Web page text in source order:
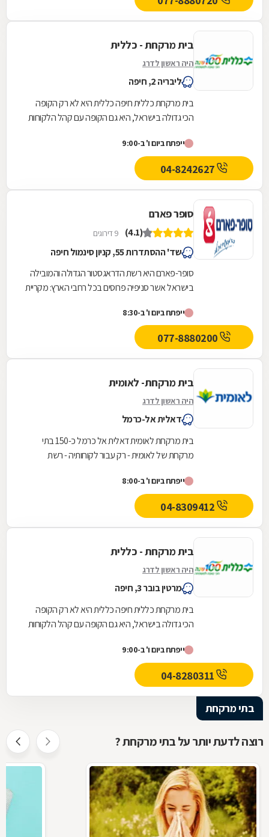
בית מרקחת - כללית
היה ראשון לדרג
ליבריה 2, חיפה
בית מרקחת כללית חיפה כללית היא לא רק הקופה
הכי גדולה בישראל, היא גם הקופה עם קהל הלקוחות
שירות...
ייפתח ביום ו' ב-9:00
04-8242627
סופר פארם
(4.1) 9 דירוגים
שד' ההסתדרות 55, קניון סינמול חיפה
סופר-פארם היא רשת הדראגסטור הגדולה והמובילה
בישראל אשר סניפיה פרוסים בכל רחבי הארץ: מקריית
ייפתח ביום ו' ב-8:30
בית מרקחת- לאומית
היה ראשון לדרג
דאלית אל-כרמל
בית מרקחת לאומית דאלית אל כרמל כ-150 בתי
מרקחת של לאומית - רק עבור לקוחותיה - רשת
ייפתח ביום ו' ב-8:00
בית מרקחת - כללית
היה ראשון לדרג
מרטין בובר 3, חיפה
בית מרקחת כללית חיפה כללית היא לא רק הקופה
הכי גדולה בישראל, היא גם הקופה עם קהל הלקוחות
שירות...
ייפתח ביום ו' ב-9:00
04-8280311
בתי מרקחת
רוצה לדעת יותר על בתי מרקחת ?